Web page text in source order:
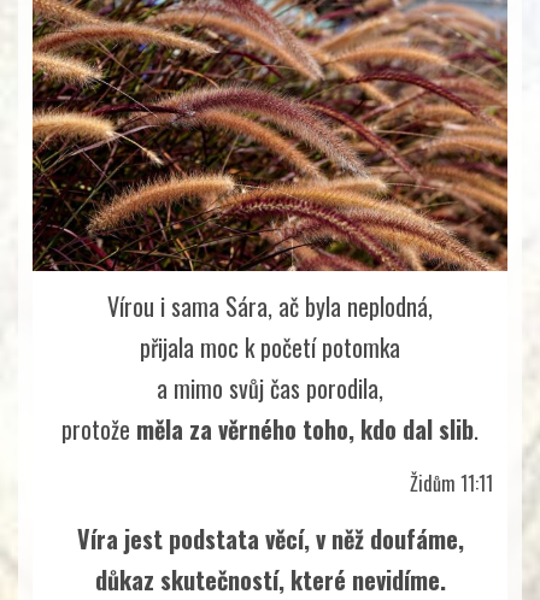
Vírou i sama Sára, ač byla neplodná,
přijala moc k početí potomka
a mimo svůj čas porodila,
protože měla za věrného toho, kdo dal slib.
Židům 11:11
Víra jest podstata věcí, v něž doufáme,
důkaz skutečností, které nevidíme.